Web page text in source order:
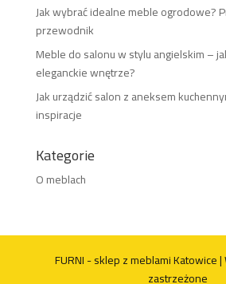
Jak wybrać idealne meble ogrodowe?
przewodnik
Meble do salonu w stylu angielskim –
eleganckie wnętrze?
Jak urządzić salon z aneksem
inspiracje
Kategorie
O meblach
FURNI - sklep z meblami Katowice
zastrzeżone